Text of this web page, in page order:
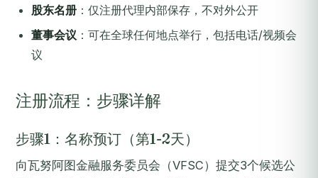
股东名册 ：仅注册代理内部保存，不对外公开
董事会议 ：可在全球任何地点举行，包括电话/视频会
议
注册流程：步骤详解
步骤1：名称预订（第1-2天）
向瓦努阿图金融服务委员会（VFSC）提交3个候选公